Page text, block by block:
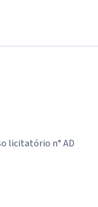
licitatório n° AD